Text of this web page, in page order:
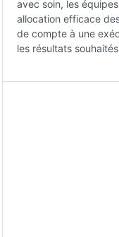
avec soin, les
allocation efficace
de compte à une
les résultats